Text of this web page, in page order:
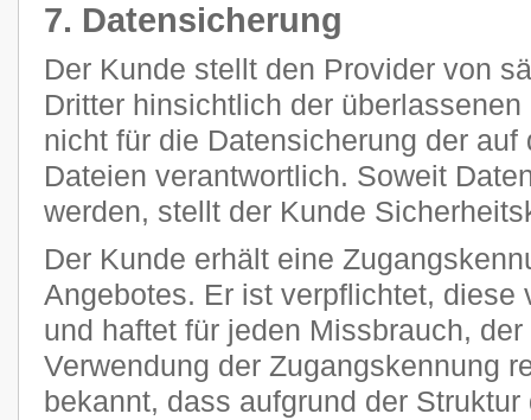
7. Datensicherung
Der Kunde stellt den Provider von
Dritter hinsichtlich der
nicht für die Datensicherung der
Dateien verantwortlich. Soweit
werden, stellt der Kunde
Der Kunde erhält eine
Angebotes. Er ist verpflichtet, diese
und haftet für jeden Missbrauch,
Verwendung der Zugangskennung
bekannt, dass aufgrund der